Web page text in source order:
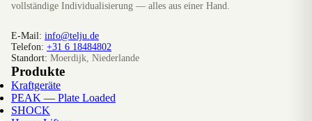
vollständige Individualisierung — alles aus einer Hand.
E-Mail: info@telju.de
Telefon: +31 6 18484802
Standort: Moerdijk, Niederlande
Produkte
Kraftgeräte
PEAK — Plate Loaded
SHOCK